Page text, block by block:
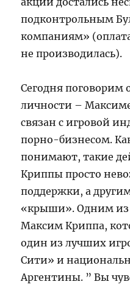
подконтрольным
компаниям»
не производилась).
Сегодня поговорим
личности –
связан с игровой
порно-бизнесом.
понимают, такие
Криппы просто
поддержки, а
«крыши». Одним из
Максим Криппа,
один из лучших
Сити» и
Аргентины. ” Вы